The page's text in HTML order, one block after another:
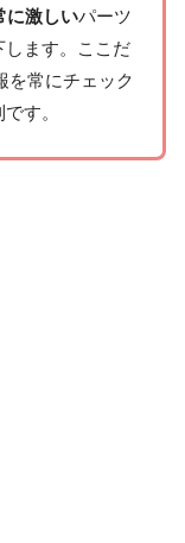
に激しいパーツ
します。ここだ
を常にチェック
す。